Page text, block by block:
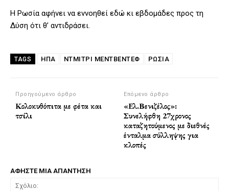
Η Ρωσία αφήνει να εννοηθεί εδώ κι εβδομάδες προς τη
Δύση ότι θ’ αντιδράσει.
TAGS ΗΠΑ ΝΤΜΊΤΡΙ ΜΕΝΤΒΈΝΤΕΦ ΡΩΣΙΑ
Προηγούμενο άρθρο
Κολοκυθόπιτα με φέτα και
τσίλι
Επόμενο άρθρο
«Ελ.Βενιζέλος»:
Συνελήφθη 27χρονος
καταζητούμενος με διεθνές
ένταλμα σύλληψης για
κλοπές
ΑΦΗΣΤΕ ΜΙΑ ΑΠΑΝΤΗΣΗ